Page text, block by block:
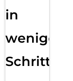
in
wenigen
Schritten